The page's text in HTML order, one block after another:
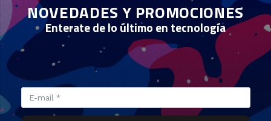
NOVEDADES Y PROMOCIONES
Enterate de lo último en tecnología